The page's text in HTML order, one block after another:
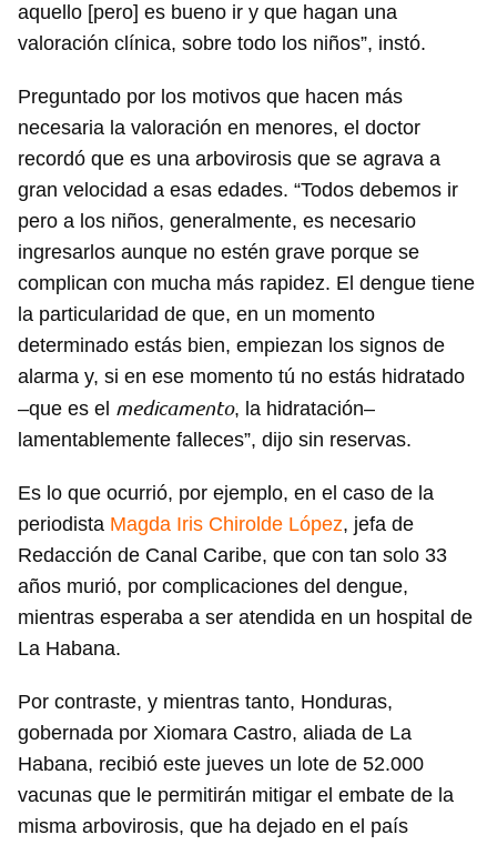
Guardar como favorito
Para poder guardar como favorito, primero has de
iniciar sesión con tu cuenta de 14ymedio.
INICIAR SESIÓN CANCELAR
aquello [pero] es bueno ir y que hagan una
valoración clínica, sobre todo los niños”, instó.
Preguntado por los motivos que hacen más
necesaria la valoración en menores, el doctor
recordó que es una arbovirosis que se agrava a
gran velocidad a esas edades. “Todos debemos ir
pero a los niños, generalmente, es necesario
ingresarlos aunque no estén grave porque se
complican con mucha más rapidez. El dengue tiene
la particularidad de que, en un momento
determinado estás bien, empiezan los signos de
alarma y, si en ese momento tú no estás hidratado
–que es el medicamento, la hidratación–
lamentablemente falleces”, dijo sin reservas.
Es lo que ocurrió, por ejemplo, en el caso de la
periodista Magda Iris Chirolde López, jefa de
Redacción de Canal Caribe, que con tan solo 33
años murió, por complicaciones del dengue,
mientras esperaba a ser atendida en un hospital de
La Habana.
Por contraste, y mientras tanto, Honduras,
gobernada por Xiomara Castro, aliada de La
Habana, recibió este jueves un lote de 52.000
vacunas que le permitirán mitigar el embate de la
misma arbovirosis, que ha dejado en el país